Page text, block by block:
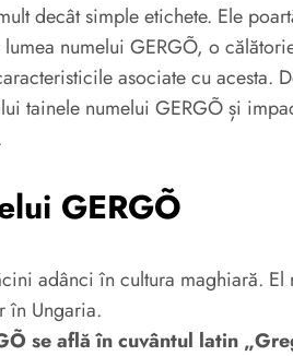
decât simple etichete. Ele
numelui GERGÕ, o
asociate cu acesta.
tainele numelui GERGÕ și
GERGÕ
adânci în cultura maghiară.
în Ungaria.
se află în cuvântul latin